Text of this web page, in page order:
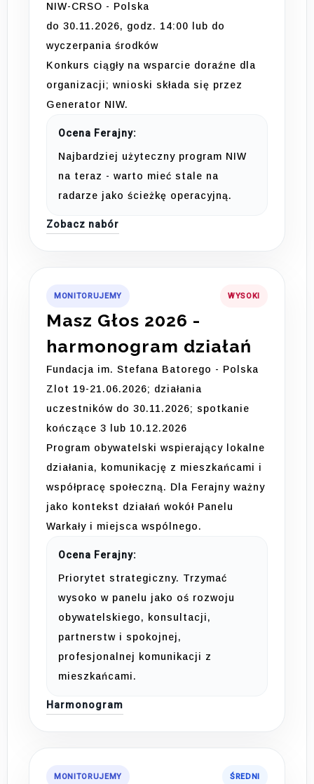
NIW-CRSO - Polska
do 30.11.2026, godz. 14:00 lub do
wyczerpania środków
Konkurs ciągły na wsparcie doraźne dla
organizacji; wnioski składa się przez
Generator NIW.
Ocena Ferajny:
Najbardziej użyteczny program NIW
na teraz - warto mieć stale na
radarze jako ścieżkę operacyjną.
Zobacz nabór
MONITORUJEMY WYSOKI
Masz Głos 2026 -
harmonogram działań
Fundacja im. Stefana Batorego - Polska
Zlot 19-21.06.2026; działania
uczestników do 30.11.2026; spotkanie
kończące 3 lub 10.12.2026
Program obywatelski wspierający lokalne
działania, komunikację z mieszkańcami i
współpracę społeczną. Dla Ferajny ważny
jako kontekst działań wokół Panelu
Warkały i miejsca wspólnego.
Ocena Ferajny:
Priorytet strategiczny. Trzymać
wysoko w panelu jako oś rozwoju
obywatelskiego, konsultacji,
partnerstw i spokojnej,
profesjonalnej komunikacji z
mieszkańcami.
Harmonogram
MONITORUJEMY ŚREDNI